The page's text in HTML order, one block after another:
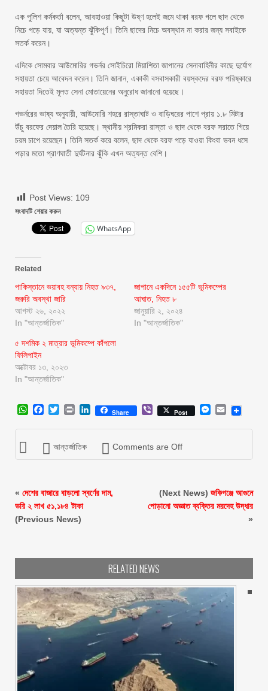
এক পুলিশ কর্মকর্তা বলেন, আবহাওয়া কিছুটা উষ্ণ হলেই জমে থাকা বরফ গলে ছাদ থেকে
নিচে পড়ে যায়, যা অত্যন্ত ঝুঁকিপূর্ণ। তিনি ছাদের নিচে অবস্থান না করার জন্য সবাইকে
সতর্ক করেন।
এদিকে সোমবার আউমোরির গভর্নর সোইচিরো মিয়াশিতা জাপানের সেনাবাহিনীর কাছে দুর্যোগ
সহায়তা চেয়ে আবেদন করেন। তিনি জানান, একাকী বসবাসকারী বয়স্কদের বরফ পরিষ্কারে
সহায়তা দিতেই মূলত সেনা মোতায়েনের অনুরোধ জানানো হয়েছে।
গভর্নরের ভাষ্য অনুযায়ী, আউমোরি শহরে রাস্তাঘাট ও বাড়িঘরের পাশে প্রায় ১.৮ মিটার
উঁচু বরফের দেয়াল তৈরি হয়েছে। স্থানীয় শ্রমিকরা রাস্তা ও ছাদ থেকে বরফ সরাতে গিয়ে
চরম চাপে রয়েছেন। তিনি সতর্ক করে বলেন, ছাদ থেকে বরফ পড়ে যাওয়া কিংবা ভবন ধসে
পড়ার মতো প্রাণঘাতী দুর্ঘটনার ঝুঁকি এখন অত্যন্ত বেশি।
Post Views: 109
সংবাদটি শেয়ার করুন
WhatsApp
Related
পাকিস্তানে ভয়াবহ বন্যায় নিহত ৯৩৭,
জরুরি অবস্থা জারি
আগস্ট ২৬, ২০২২
In "আন্তর্জাতিক"
জাপানে একদিনে ১৫৫টি ভূমিকম্পের
আঘাত, নিহত ৮
জানুয়ারি ২, ২০২৪
In "আন্তর্জাতিক"
৫ দশমিক ২ মাত্রার ভূমিকম্পে কাঁপলো
ফিলিপাইন
অক্টোবর ১৩, ২০২৩
In "আন্তর্জাতিক"
WhatsApp
Facebook
Twitter
Print LinkedIn
Share ViberPost Messenger
Email
আন্তর্জাতিক Comments are Off
« দেশের বাজারে বাড়লো স্বর্ণের দাম,
ভরি ২ লাখ ৫১,১৮৪ টাকা
(Previous News)
(Next News) জকিগঞ্জে আগুনে
পোড়ানো অজ্ঞাত ব্যক্তির মরদেহ উদ্ধার
»
RELATED NEWS